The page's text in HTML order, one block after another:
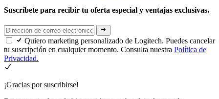
Suscríbete para recibir tu oferta especial y ventajas exclusivas.
Quiero marketing personalizado de Logitech. Puedes cancelar
tu suscripción en cualquier momento. Consulta nuestra Política de
Privacidad.
¡Gracias por suscribirse!